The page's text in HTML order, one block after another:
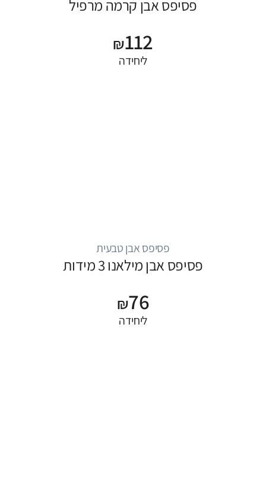
פסיפס אבן קרמה מרפיל
₪112
ליחידה
פסיפס אבן טבעית
פסיפס אבן מילאנו 3 מידות
₪76
ליחידה